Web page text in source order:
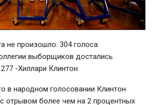
не произошло: 304 голоса
выборщиков достались
-Хиллари Клинтон.
в народном голосовании Клинтон
отрывом более чем на 2 процентных